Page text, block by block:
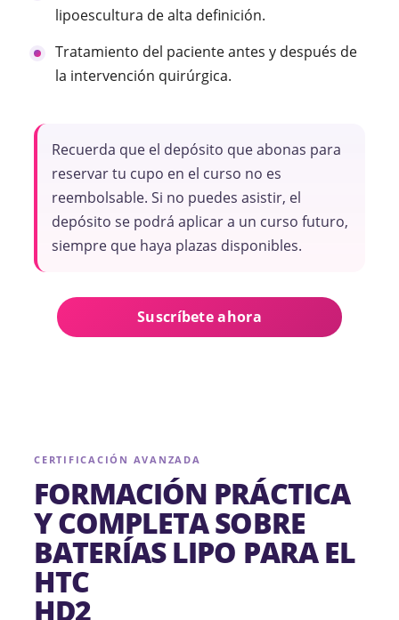
lipoescultura de alta definición.
Tratamiento del paciente antes y después de
la intervención quirúrgica.
Recuerda que el depósito que abonas para
reservar tu cupo en el curso no es
reembolsable. Si no puedes asistir, el
depósito se podrá aplicar a un curso futuro,
siempre que haya plazas disponibles.
Suscríbete ahora
CERTIFICACIÓN AVANZADA
FORMACIÓN PRÁCTICA
Y COMPLETA SOBRE
BATERÍAS LIPO PARA EL
HTC
HD2